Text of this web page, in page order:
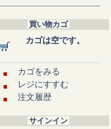
買い物カゴ
カゴは空です。
カゴをみる
レジにすすむ
注文履歴
サインイン